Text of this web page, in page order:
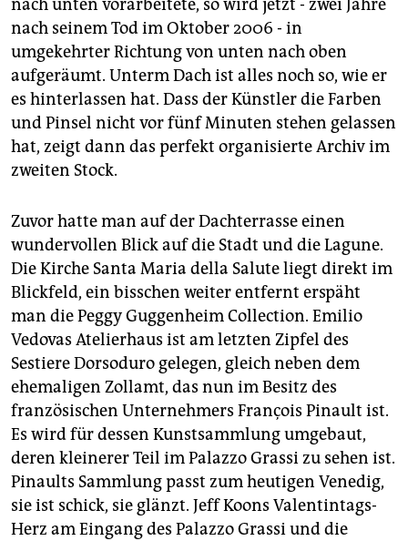
nach unten vorarbeitete, so wird jetzt - zwei Jahre
nach seinem Tod im Oktober 2006 - in
umgekehrter Richtung von unten nach oben
aufgeräumt. Unterm Dach ist alles noch so, wie er
es hinterlassen hat. Dass der Künstler die Farben
und Pinsel nicht vor fünf Minuten stehen gelassen
hat, zeigt dann das perfekt organisierte Archiv im
zweiten Stock.
Zuvor hatte man auf der Dachterrasse einen
wundervollen Blick auf die Stadt und die Lagune.
Die Kirche Santa Maria della Salute liegt direkt im
Blickfeld, ein bisschen weiter entfernt erspäht
man die Peggy Guggenheim Collection. Emilio
Vedovas Atelierhaus ist am letzten Zipfel des
Sestiere Dorsoduro gelegen, gleich neben dem
ehemaligen Zollamt, das nun im Besitz des
französischen Unternehmers François Pinault ist.
Es wird für dessen Kunstsammlung umgebaut,
deren kleinerer Teil im Palazzo Grassi zu sehen ist.
Pinaults Sammlung passt zum heutigen Venedig,
sie ist schick, sie glänzt. Jeff Koons Valentintags-
Herz am Eingang des Palazzo Grassi und die